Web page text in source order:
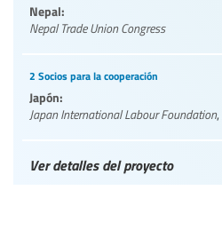
Nepal:
Nepal Trade Union Congress
2 Socios para la cooperación
Japón:
Japan International Labour Foundation,
Ver detalles del proyecto